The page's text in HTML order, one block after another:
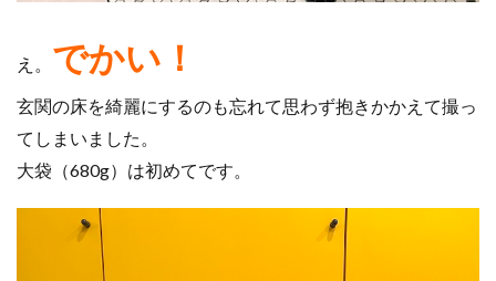
え。 でかい！
玄関の床を綺麗にするのも忘れて思わず抱きかかえて撮っ
てしまいました。
大袋（680g）は初めてです。